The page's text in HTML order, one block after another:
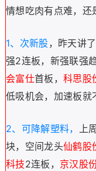
情想吃肉有点难，还
1、次新股，昨天讲
强2连板，新强联强
会富仕首板， 科思股
低吸机会，加速板就
2、可降解塑料， 上
块，空间龙头仙鹤股
科技2连板， 京汉股